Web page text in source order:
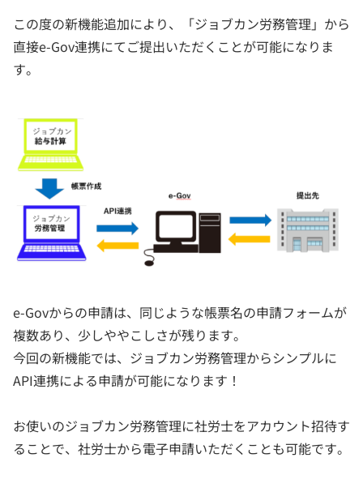
この度の新機能追加により、「ジョブカン労務管理」から
直接e-Gov連携にてご提出いただくことが可能になりま
す。
e-Govからの申請は、同じような帳票名の申請フォームが
複数あり、少しややこしさが残ります。
今回の新機能では、ジョブカン労務管理からシンプルに
API連携による申請が可能になります！
お使いのジョブカン労務管理に社労士をアカウント招待す
ることで、社労士から電子申請いただくことも可能です。